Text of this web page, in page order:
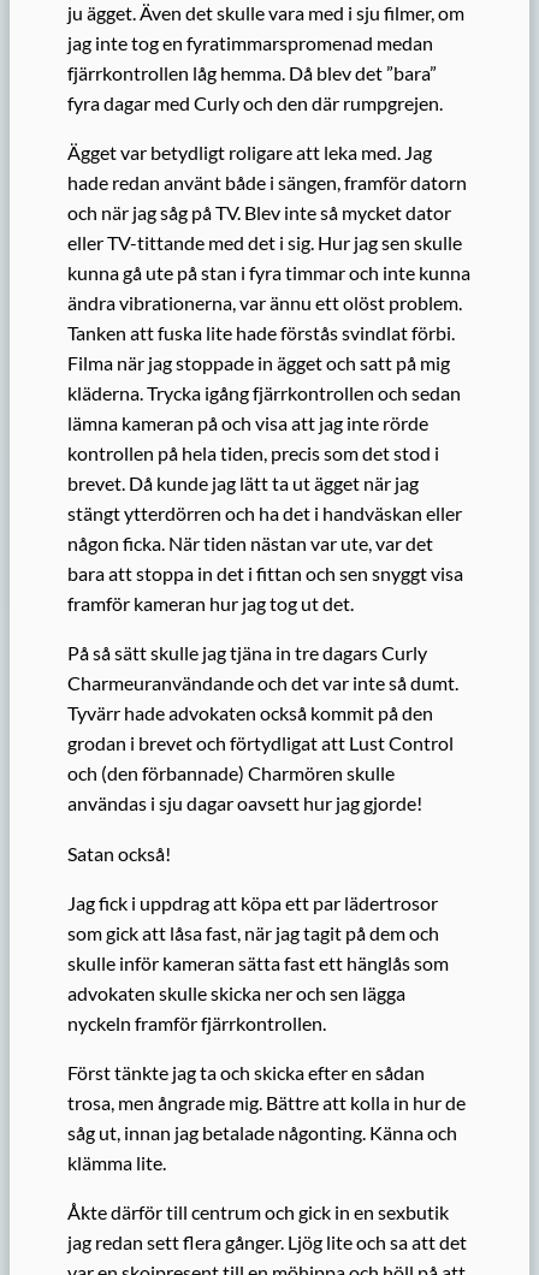
ju ägget. Även det skulle vara med i sju filmer, om
jag inte tog en fyratimmarspromenad medan
fjärrkontrollen låg hemma. Då blev det ”bara”
fyra dagar med Curly och den där rumpgrejen.
Ägget var betydligt roligare att leka med. Jag
hade redan använt både i sängen, framför datorn
och när jag såg på TV. Blev inte så mycket dator
eller TV-tittande med det i sig. Hur jag sen skulle
kunna gå ute på stan i fyra timmar och inte kunna
ändra vibrationerna, var ännu ett olöst problem.
Tanken att fuska lite hade förstås svindlat förbi.
Filma när jag stoppade in ägget och satt på mig
kläderna. Trycka igång fjärrkontrollen och sedan
lämna kameran på och visa att jag inte rörde
kontrollen på hela tiden, precis som det stod i
brevet. Då kunde jag lätt ta ut ägget när jag
stängt ytterdörren och ha det i handväskan eller
någon ficka. När tiden nästan var ute, var det
bara att stoppa in det i fittan och sen snyggt visa
framför kameran hur jag tog ut det.
På så sätt skulle jag tjäna in tre dagars Curly
Charmeuranvändande och det var inte så dumt.
Tyvärr hade advokaten också kommit på den
grodan i brevet och förtydligat att Lust Control
och (den förbannade) Charmören skulle
användas i sju dagar oavsett hur jag gjorde!
Satan också!
Jag fick i uppdrag att köpa ett par lädertrosor
som gick att låsa fast, när jag tagit på dem och
skulle inför kameran sätta fast ett hänglås som
advokaten skulle skicka ner och sen lägga
nyckeln framför fjärrkontrollen.
Först tänkte jag ta och skicka efter en sådan
trosa, men ångrade mig. Bättre att kolla in hur de
såg ut, innan jag betalade någonting. Känna och
klämma lite.
Åkte därför till centrum och gick in en sexbutik
jag redan sett flera gånger. Ljög lite och sa att det